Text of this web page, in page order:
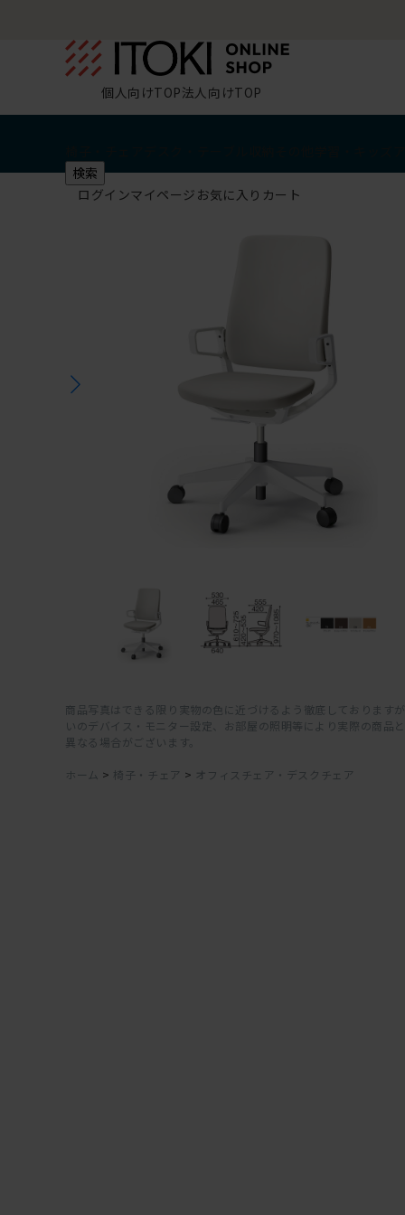
個人向けTOP法人向けTOP
検索
ログインマイページ お気に入り カート
商品写真はできる限り実物の色に近づけるよう徹底しております
いのデバイス・モニター設定、お部屋の照明等により実際の商品
異なる場合がございます。
ホーム > 椅子・チェア > オフィスチェア・デスクチェア